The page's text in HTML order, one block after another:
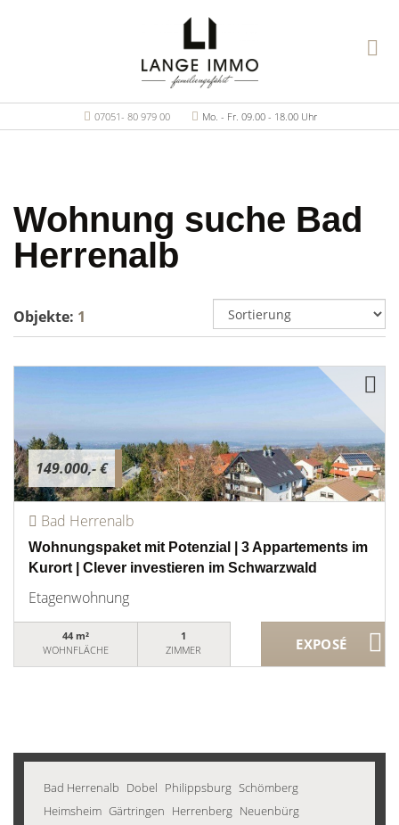
07051- 80 979 00 Mo. - Fr. 09.00 - 18.00 Uhr
Wohnung suche Bad
Herrenalb
Objekte: 1
149.000,- €
Bad Herrenalb
Wohnungspaket mit Potenzial | 3 Appartements im
Kurort | Clever investieren im Schwarzwald
Etagenwohnung
44 m²
WOHNFLÄCHE
1
ZIMMER
Bad Herrenalb Dobel Philippsburg Schömberg
Heimsheim Gärtringen Herrenberg Neuenbürg